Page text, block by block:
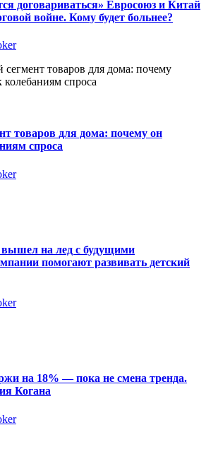
договариваться» Евросоюз и Китай
войне. Кому будет больнее?
товаров для дома: почему он
спроса
на лед с будущими
помогают развивать детский
на 18% — пока не смена тренда.
Когана